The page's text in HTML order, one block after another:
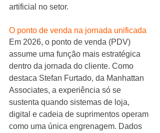
artificial no setor.
O ponto de venda na jornada unificada
Em 2026, o ponto de venda (PDV)
assume uma função mais estratégica
dentro da jornada do cliente. Como
destaca Stefan Furtado, da Manhattan
Associates, a experiência só se
sustenta quando sistemas de loja,
digital e cadeia de suprimentos operam
como uma única engrenagem. Dados